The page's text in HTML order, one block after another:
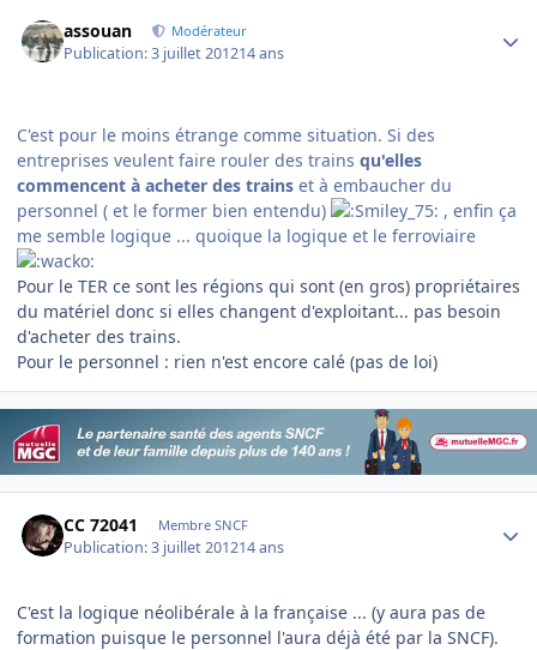
assouan Modérateur
Publication:3 juillet 201214 ans
C'est pour le moins étrange comme situation. Si des
entreprises veulent faire rouler des trains qu'elles
commencent à acheter des trains et à embaucher du
personnel ( et le former bien entendu)
, enfin ça
me semble logique ... quoique la logique et le ferroviaire
Pour le TER ce sont les régions qui sont (en gros) propriétaires
du matériel donc si elles changent d'exploitant... pas besoin
d'acheter des trains.
Pour le personnel : rien n'est encore calé (pas de loi)
CC 72041 Membre SNCF
Publication:3 juillet 201214 ans
C'est la logique néolibérale à la française ... (y aura pas de
formation puisque le personnel l'aura déjà été par la SNCF).